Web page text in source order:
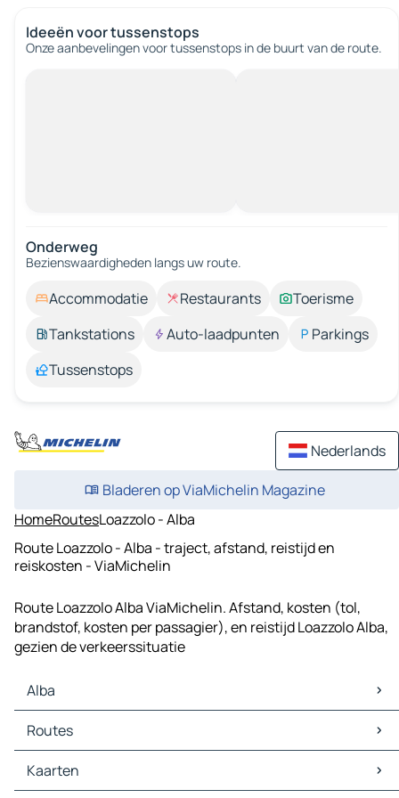
Ideeën voor tussenstops
Onze aanbevelingen voor tussenstops in de buurt van de route.
Onderweg
Bezienswaardigheden langs uw route.
Accommodatie Restaurants
Toerisme
Tankstations
Auto-laadpunten
Parkings
Tussenstops
Nederlands
Bladeren op ViaMichelin Magazine
HomeRoutesLoazzolo - Alba
Route Loazzolo - Alba - traject, afstand, reistijd en
reiskosten - ViaMichelin
Route Loazzolo Alba ViaMichelin. Afstand, kosten (tol,
brandstof, kosten per passagier), en reistijd Loazzolo Alba,
gezien de verkeerssituatie
Alba
Alba Kaarten
Alba Verkeer
Alba Hotels
Alba Restaurants
Routes
Routes Alba - Asti
Routes Alba - Grinzane Cavour
Kaarten